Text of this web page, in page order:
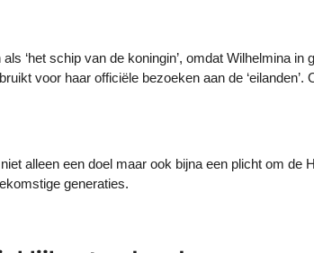
‘het schip van de koningin’, omdat Wilhelmina
voor haar officiële bezoeken aan de
alleen een doel maar ook bijna een plicht om de
generaties.